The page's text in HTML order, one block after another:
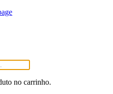
no carrinho.